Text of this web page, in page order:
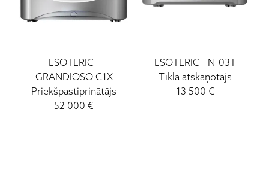
ESOTERIC-
GRANDIOSO C1X
Priekšpastiprinātājs
52 000 €
ESOTERIC- N-03T
Tīkla atskaņotājs
13 500 €